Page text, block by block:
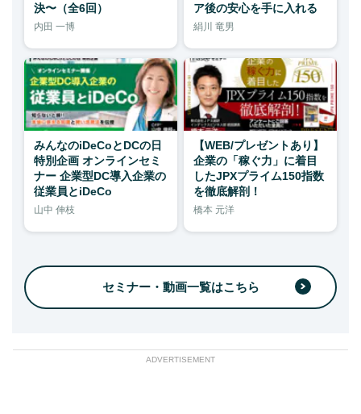
決〜（全6回）
内田 一博
ア後の安心を手に入れる
絹川 竜男
みんなのiDeCoとDCの日
特別企画 オンラインセミ
ナー 企業型DC導入企業の
従業員とiDeCo
山中 伸枝
【WEB/プレゼントあり】
企業の「稼ぐ力」に着目
したJPXプライム150指数
を徹底解剖！
橋本 元洋
セミナー・動画一覧はこちら
ADVERTISEMENT